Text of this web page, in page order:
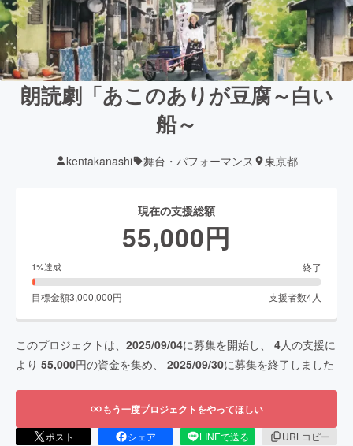
朗読劇「あこのありが豆腐～白い
船～
kentakanashi 舞台・パフォーマンス 東京都
現在の支援総額
55,000円
1%達成 終了
目標金額3,000,000円 支援者数4人
このプロジェクトは、 2025/09/04に募集を開始し、 4人の支援に
より 55,000円の資金を集め、 2025/09/30に募集を終了しました
もう一度プロジェクトをやってほしい
ポスト シェア LINEで送る
URLコピー